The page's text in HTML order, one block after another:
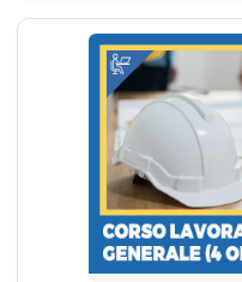
regioni